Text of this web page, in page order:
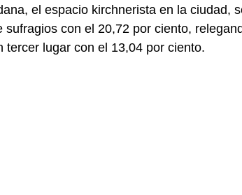
el espacio kirchnerista en la ciudad,
sufragios con el 20,72 por ciento,
tercer lugar con el 13,04 por ciento.